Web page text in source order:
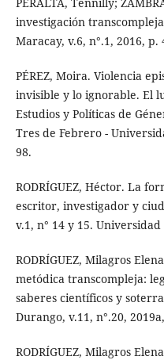
investigación
Maracay, v.6, n°.1, 2016, p.
PÉREZ, Moira. Violencia
invisible y lo ignorable. El
Estudios y Políticas de
Tres de Febrero -
98.
RODRÍGUEZ, Héctor. La
escritor, investigador y
v.1, n° 14 y 15.
RODRÍGUEZ, Milagros
metódica transcompleja:
saberes científicos y
Durango, v.11, n°.20,
RODRÍGUEZ, Milagros